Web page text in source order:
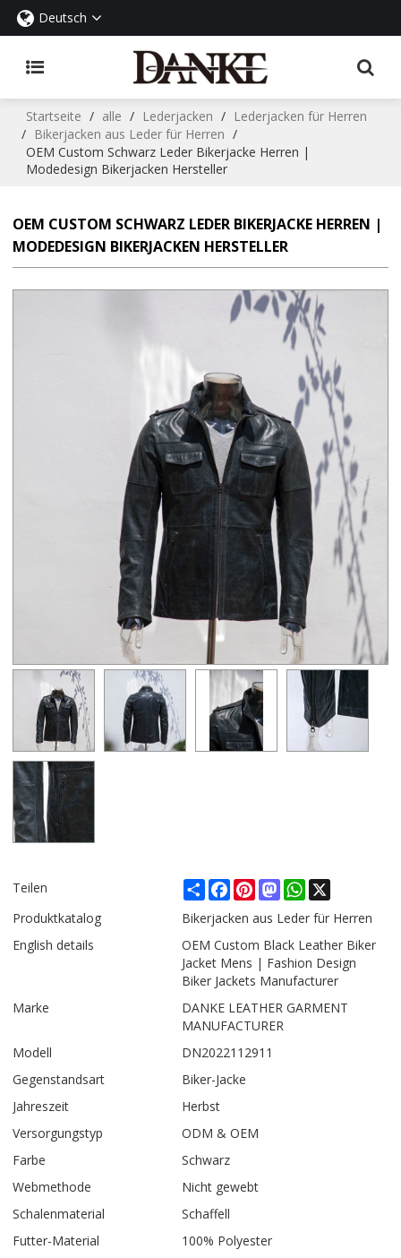
Deutsch
Startseite / alle / Lederjacken / Lederjacken für Herren
/ Bikerjacken aus Leder für Herren /
OEM Custom Schwarz Leder Bikerjacke Herren |
Modedesign Bikerjacken Hersteller
OEM CUSTOM SCHWARZ LEDER BIKERJACKE HERREN |
MODEDESIGN BIKERJACKEN HERSTELLER
Teilen ShareFacebook
PinterestMastodonWhatsApp
Produktkatalog
Bikerjacken aus Leder für Herren
English details
OEM Custom Black Leather Biker
Jacket Mens | Fashion Design
Biker Jackets Manufacturer
Marke
DANKE LEATHER GARMENT
MANUFACTURER
Modell
DN2022112911
Gegenstandsart
Biker-Jacke
Jahreszeit
Herbst
Versorgungstyp
ODM & OEM
Farbe
Schwarz
Webmethode
Nicht gewebt
Schalenmaterial
Schaffell
Futter-Material
100% Polyester